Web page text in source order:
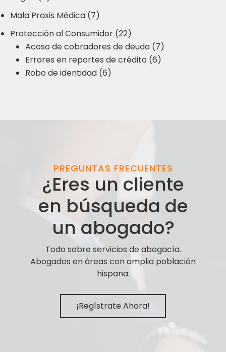
Mala Praxis Médica (7)
Protección al Consumidor (22)
Acoso de cobradores de deuda (7)
Errores en reportes de crédito (6)
Robo de identidad (6)
PREGUNTAS FRECUENTES
¿Eres un cliente
en búsqueda de
un abogado?
Todo sobre servicios de abogacía.
Abogados en áreas con amplia población
hispana.
¡Regístrate Ahora!